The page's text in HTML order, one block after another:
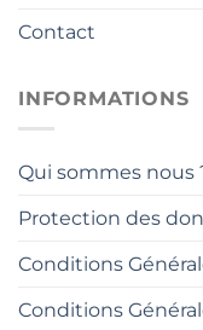
Contact
INFORMATIONS
Qui sommes nous
Protection des
Conditions
Conditions